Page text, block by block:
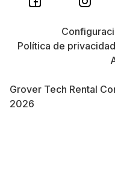
Grover Tech Rental
2026
Política de privacidad